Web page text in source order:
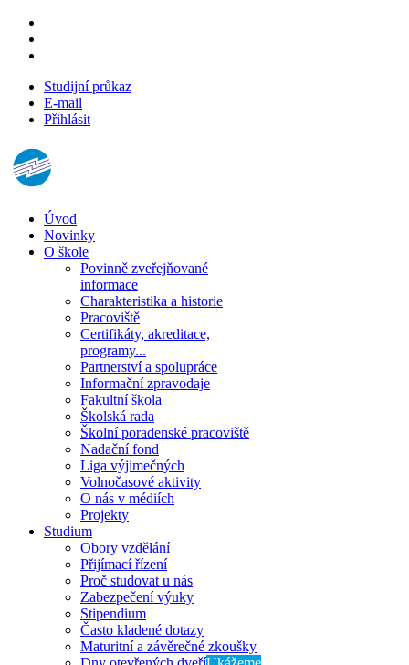
Studijní průkaz
E-mail
Přihlásit
Úvod
Novinky
O škole
Povinně zveřejňované
informace
Charakteristika a historie
Pracoviště
Certifikáty, akreditace,
programy...
Partnerství a spolupráce
Informační zpravodaje
Fakultní škola
Školská rada
Školní poradenské pracoviště
Nadační fond
Liga výjimečných
Volnočasové aktivity
O nás v médiích
Projekty
Studium
Obory vzdělání
Přijímací řízení
Proč studovat u nás
Zabezpečení výuky
Stipendium
Často kladené dotazy
Maturitní a závěrečné zkoušky